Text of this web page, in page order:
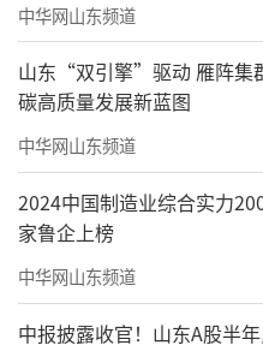
它实现了区
2家社区
161家
中华网山东频道
山东“双引擎”驱动 雁阵
碳高质量发展新蓝图
中华网山东频道
2024中国制造业综合实力
家鲁企上榜
中华网山东频道
中报披露收官！山东A股半